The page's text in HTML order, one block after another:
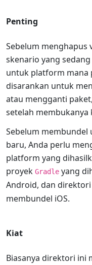
Penting
Sebelum menghapus
skenario yang
untuk platform mana
disarankan untuk
atau mengganti
setelah membukanya
Sebelum
baru, Anda perlu
platform yang
proyek Gradle yang
Android, dan direktori
membundel iOS.
Kiat
Biasanya direktori ini